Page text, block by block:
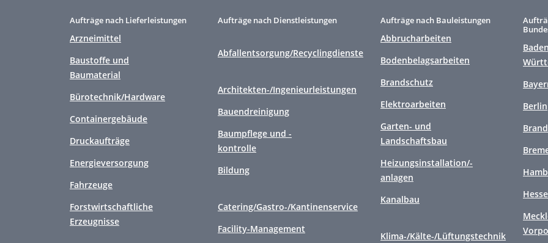
Aufträge nach Lieferleistungen
Arzneimittel
Baustoffe und
Baumaterial
Bürotechnik/Hardware
Containergebäude
Druckaufträge
Energieversorgung
Fahrzeuge
Forstwirtschaftliche
Erzeugnisse
Aufträge nach Dienstleistungen
Abfallentsorgung/Recyclingdienste
Architekten-/Ingenieurleistungen
Bauendreinigung
Baumpflege und -
kontrolle
Bildung
Catering/Gastro-/Kantinenservice
Facility-Management
Aufträge nach Bauleistungen
Abbrucharbeiten
Bodenbelagsarbeiten
Brandschutz
Elektroarbeiten
Garten- und
Landschaftsbau
Heizungsinstallation/-
anlagen
Kanalbau
Klima-/Kälte-/Lüftungstechnik
Berlin